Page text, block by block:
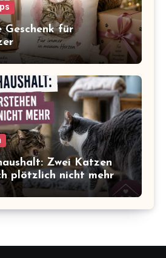
Geschenk für
Zwei Katzen
plötzlich nicht mehr